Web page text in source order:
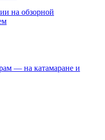
на обзорной